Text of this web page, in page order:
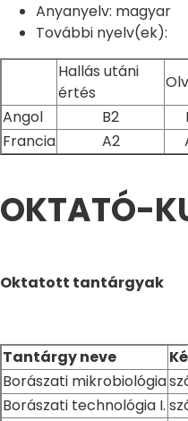
Anyanyelv: magyar
További nyelv(ek):
Hallás utáni
értés
Angol
B2
Francia
A2
OKTATÓ-
Oktatott tantárgyak
Tantárgy neve
Borászati mikrobiológia
Borászati technológia I.